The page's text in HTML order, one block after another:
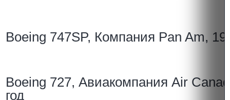
Boeing 747SP, Компания Pan Am,
Boeing 727, Авиакомпания Air
год